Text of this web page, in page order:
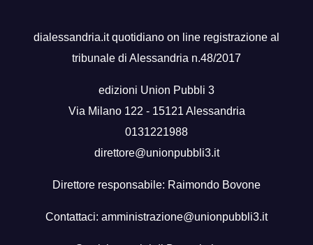
dialessandria.it quotidiano on line registrazione al
tribunale di Alessandria n.48/2017
edizioni Union Pubbli 3
Via Milano 122 - 15121 Alessandria
0131221988
direttore@unionpubbli3.it
Direttore responsabile: Raimondo Bovone
Contattaci: amministrazione@unionpubbli3.it